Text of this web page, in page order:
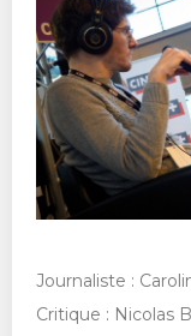
Journaliste :
Critique : Nicolas